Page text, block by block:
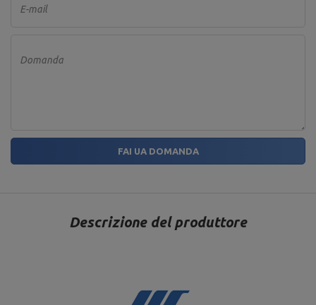
E-mail
Domanda
FAI UA DOMANDA
Descrizione del produttore